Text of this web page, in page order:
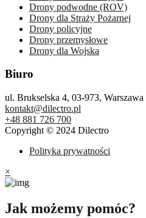
Drony podwodne (ROV)
Drony dla Straży Pożarnej
Drony policyjne
Drony przemysłowe
Drony dla Wojska
Biuro
ul. Brukselska 4, 03-973, Warszawa
kontakt@dilectro.pl
+48 881 726 700
Copyright © 2024 Dilectro
Polityka prywatności
×
Jak możemy pomóc?